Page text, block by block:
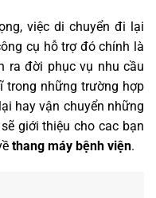
việc di chuyển đi lại
cụ hỗ trợ đó chính là
ra đời phục vụ nhu cầu
trong những trường hợp
hay vận chuyển những
giới thiệu cho cac bạn
thang máy bệnh viện.